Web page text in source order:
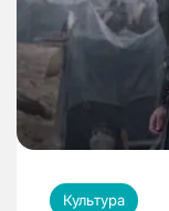
Культура